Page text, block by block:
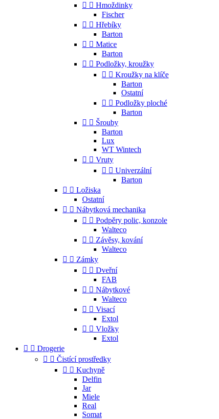
  Hmoždinky
Fischer
  Hřebíky
Barton
  Matice
Barton
  Podložky, kroužky
  Kroužky na klíče
Barton
Ostatní
  Podložky ploché
Barton
  Šrouby
Barton
Lux
WT Wintech
  Vruty
  Univerzální
Barton
  Ložiska
Ostatní
  Nábytková mechanika
  Podpěry polic, konzole
Walteco
  Závěsy, kování
Walteco
  Zámky
  Dveřní
FAB
  Nábytkové
Walteco
  Visací
Extol
  Vložky
Extol
  Drogerie
  Čistící prostředky
  Kuchyně
Delfin
Jar
Miele
Real
Somat